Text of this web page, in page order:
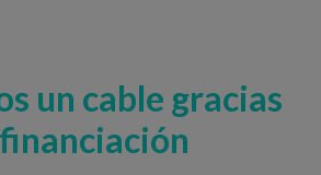
un cable gracias